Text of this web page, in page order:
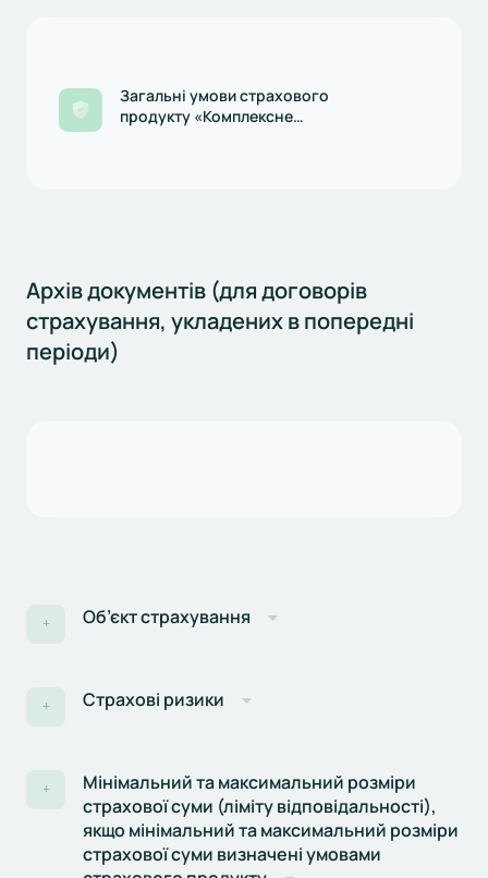
Загальні умови страхового
продукту «Комплексне
Архів документів (для договорів
страхування, укладених в попередні
періоди)
+ Об’єкт страхування
+ Страхові ризики
+
Мінімальний та максимальний розміри
страхової суми (ліміту відповідальності),
якщо мінімальний та максимальний розміри
страхової суми визначені умовами